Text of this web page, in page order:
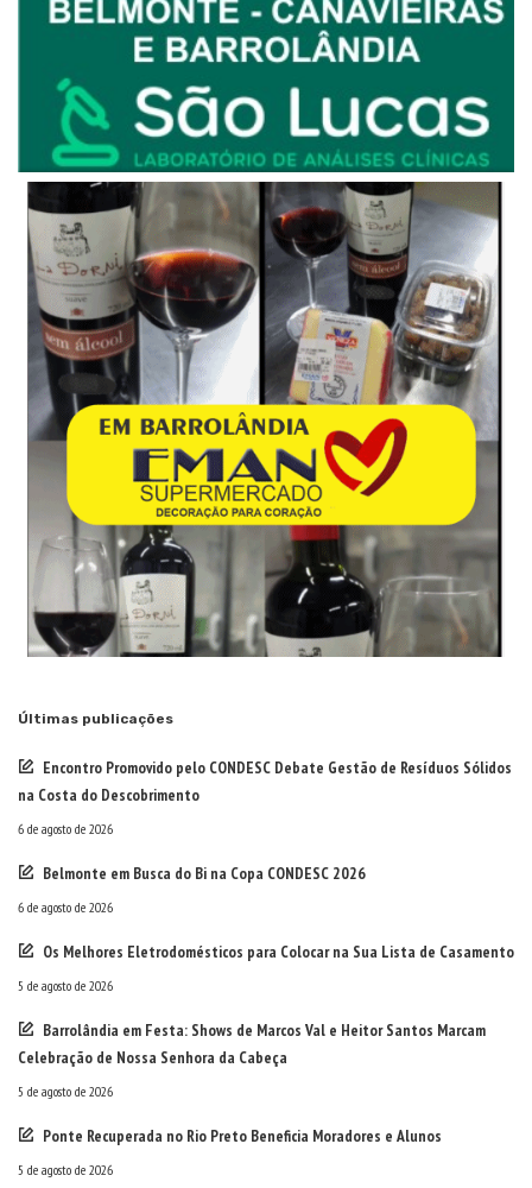
Últimas publicações
Encontro Promovido pelo CONDESC Debate Gestão de Resíduos Sólidos
na Costa do Descobrimento
6 de agosto de 2026
Belmonte em Busca do Bi na Copa CONDESC 2026
6 de agosto de 2026
Os Melhores Eletrodomésticos para Colocar na Sua Lista de Casamento
5 de agosto de 2026
Barrolândia em Festa: Shows de Marcos Val e Heitor Santos Marcam
Celebração de Nossa Senhora da Cabeça
5 de agosto de 2026
Ponte Recuperada no Rio Preto Beneficia Moradores e Alunos
5 de agosto de 2026